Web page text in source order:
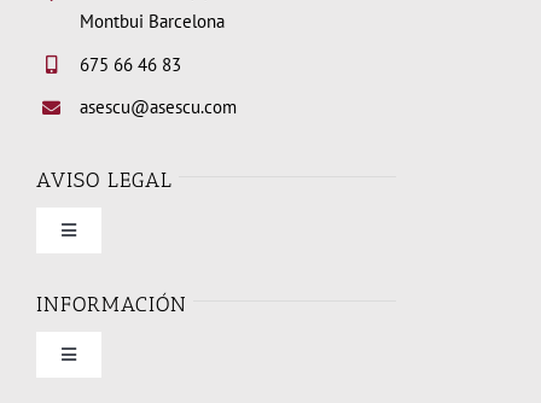
Montbui Barcelona
675 66 46 83
asescu@asescu.com
AVISO LEGAL
Toggle
Condiciones de uso
INFORMACIÓN
Toggle